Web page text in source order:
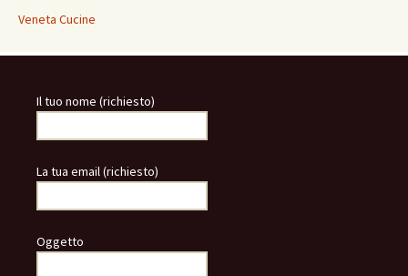
Veneta Cucine
Il tuo nome (richiesto)
La tua email (richiesto)
Oggetto